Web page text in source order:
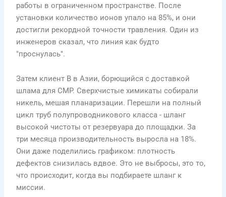
работы в ограниченном пространстве. После
установки количество ионов упало на 85%, и они
достигли рекордной точности травления. Один из
инженеров сказал, что линия как будто
"проснулась".
Затем клиент B в Азии, борющийся с доставкой
шлама для CMP. Сверхчистые химикаты собирали
никель, мешая планаризации. Перешли на полный
цикл труб полупроводникового класса - шланг
высокой чистоты от резервуара до площадки. За
три месяца производительность выросла на 18%.
Они даже поделились графиком: плотность
дефектов снизилась вдвое. Это не выбросы, это то,
что происходит, когда вы подбираете шланг к
миссии.